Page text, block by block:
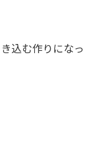
込む作りになっ